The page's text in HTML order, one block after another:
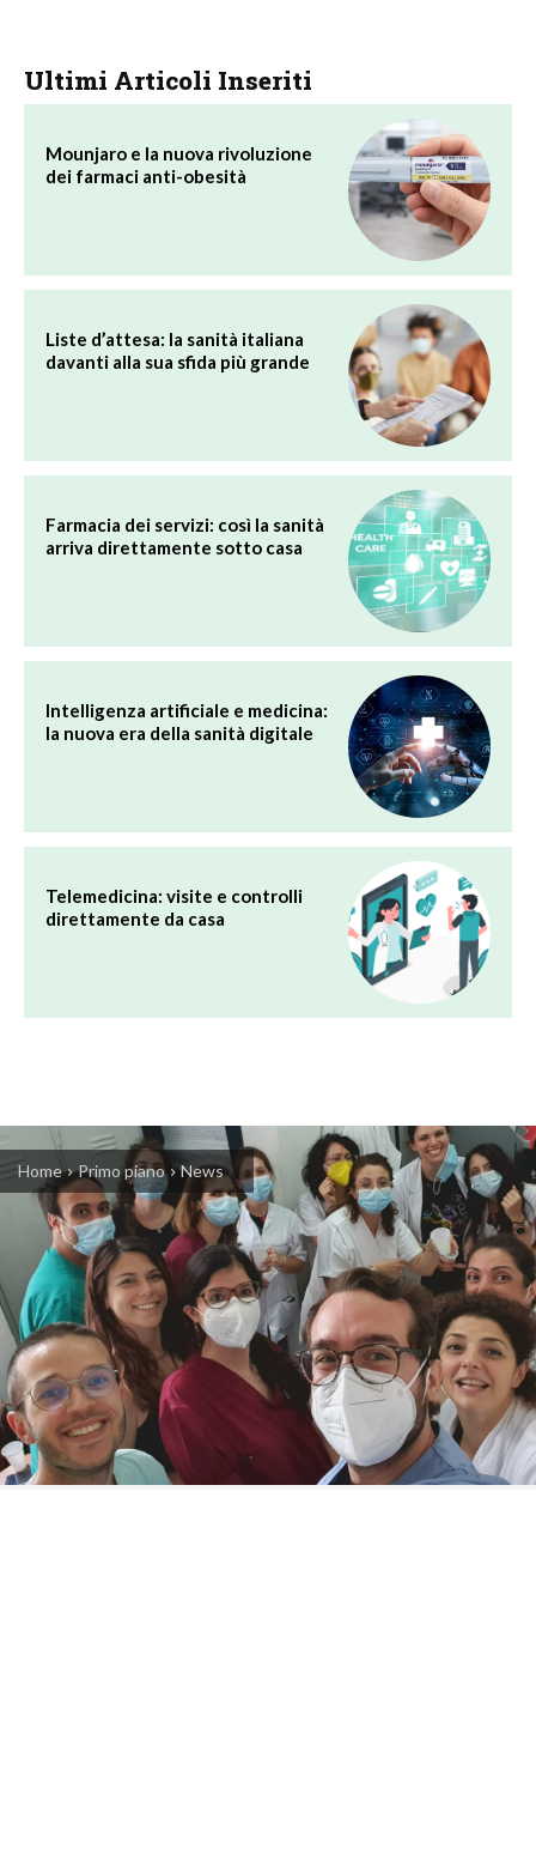
Ultimi Articoli Inseriti
Mounjaro e la nuova rivoluzione
dei farmaci anti-obesità
Liste d’attesa: la sanità italiana
davanti alla sua sfida più grande
Farmacia dei servizi: così la sanità
arriva direttamente sotto casa
Intelligenza artificiale e medicina:
la nuova era della sanità digitale
Telemedicina: visite e controlli
direttamente da casa